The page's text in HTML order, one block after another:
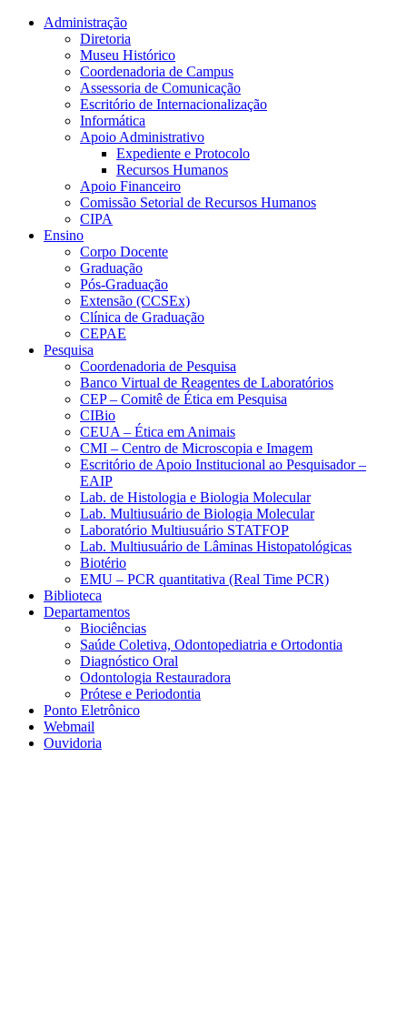
Conteúdo principal Menu principal
Administração
Diretoria
Museu Histórico
Coordenadoria de Campus
Assessoria de Comunicação
Escritório de Internacionalização
Informática
Apoio Administrativo
Expediente e Protocolo
Recursos Humanos
Apoio Financeiro
Comissão Setorial de Recursos Humanos
CIPA
Ensino
Corpo Docente
Graduação
Pós-Graduação
Extensão (CCSEx)
Clínica de Graduação
CEPAE
Pesquisa
Coordenadoria de Pesquisa
Banco Virtual de Reagentes de Laboratórios
CEP – Comitê de Ética em Pesquisa
CIBio
CEUA – Ética em Animais
CMI – Centro de Microscopia e Imagem
Escritório de Apoio Institucional ao Pesquisador –
EAIP
Lab. de Histologia e Biologia Molecular
Lab. Multiusuário de Biologia Molecular
Laboratório Multiusuário STATFOP
Lab. Multiusuário de Lâminas Histopatológicas
Biotério
EMU – PCR quantitativa (Real Time PCR)
Biblioteca
Departamentos
Biociências
Saúde Coletiva, Odontopediatria e Ortodontia
Diagnóstico Oral
Odontologia Restauradora
Prótese e Periodontia
Ponto Eletrônico
Webmail
Ouvidoria